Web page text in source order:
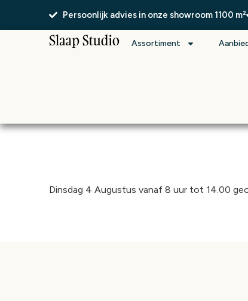
Persoonlijk advies in onze showroom 1100 m²
Assortiment
Dinsdag 4 Augustus vanaf 8 uur tot 14.00